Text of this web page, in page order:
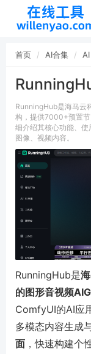
首页 AI合集
RunningHub是海马云
构，提供7000+预置
细介绍其核心功能、
图像、视频内容。
RunningHub是
的图形音视频
ComfyUI的AI应
多模态内容生成
面 ，快速构建个